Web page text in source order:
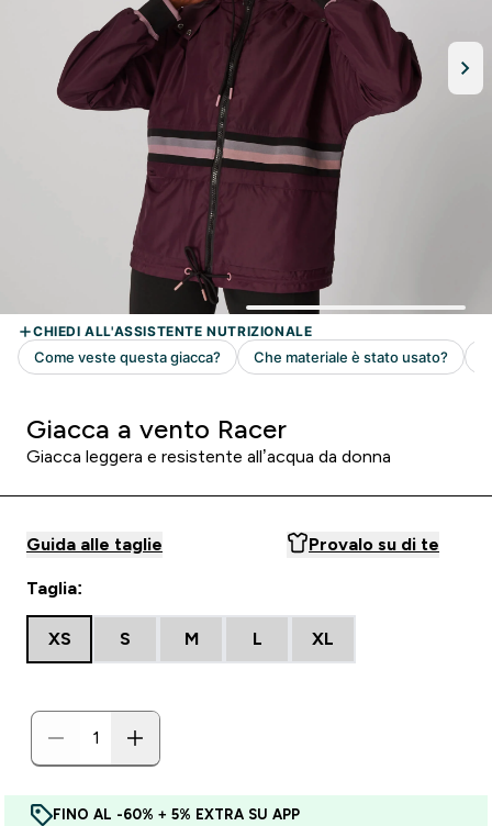
Giacca a vento Racer
Giacca leggera e resistente all’acqua da donna
Guida alle taglie Provalo su di te
Taglia:
XS S M L XL
FINO AL -60% + 5% EXTRA SU APP